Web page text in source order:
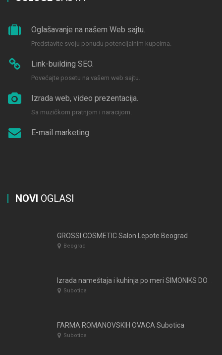
Oglašavanje na našem Web sajtu.
Predstavite svoju ponudu potencijalnim kupcima.
Link-building SEO.
Povećajte posetu na vašem web sajtu.
Izrada web, video prezentacija.
Sa muzičkom pratnjom i naracijom.
E-mail marketing
NOVI OGLASI
GROSSI COSMETIC Salon Lepote Beograd
Beograd
Subotica
FARMA ROMANOVSKIH OVACA Subotica
Subotica